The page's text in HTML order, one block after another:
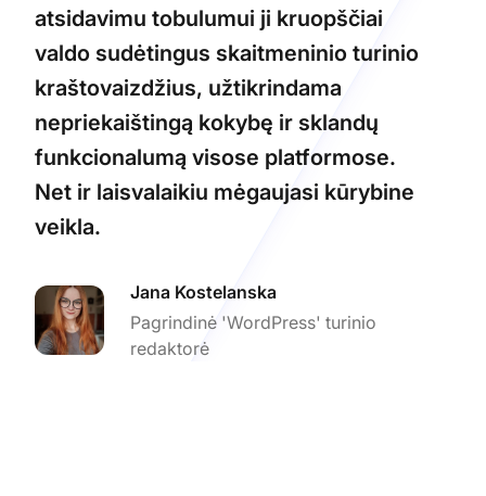
atsidavimu tobulumui ji kruopščiai
valdo sudėtingus skaitmeninio turinio
kraštovaizdžius, užtikrindama
nepriekaištingą kokybę ir sklandų
funkcionalumą visose platformose.
Net ir laisvalaikiu mėgaujasi kūrybine
veikla.
Jana Kostelanska
Pagrindinė 'WordPress' turinio
redaktorė